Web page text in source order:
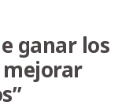
ganar los